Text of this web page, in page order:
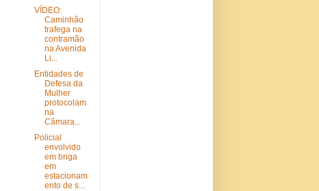
VÍDEO:
Caminhão
trafega na
contramão
na Avenida
Li...
Entidades de
Defesa da
Mulher
protocolam
na
Câmara...
Policial
envolvido
em briga
em
estacionam
ento de s...